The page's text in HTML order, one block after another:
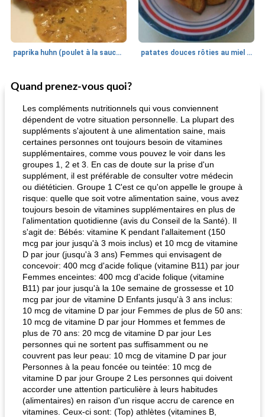
paprika huhn (poulet à la sauce paprika). patates douces rôties au miel / kumara
25min
Petit déjeuner et brunch
quinoa petit déjeuner méditerranéen
Quand prenez-vous quoi?
Les compléments nutritionnels qui vous conviennent
dépendent de votre situation personnelle. La plupart des
suppléments s'ajoutent à une alimentation saine, mais
certaines personnes ont toujours besoin de vitamines
supplémentaires, comme vous pouvez le voir dans les
groupes 1, 2 et 3. En cas de doute sur la prise d'un
supplément, il est préférable de consulter votre médecin
ou diététicien. Groupe 1 C'est ce qu'on appelle le groupe à
risque: quelle que soit votre alimentation saine, vous avez
toujours besoin de vitamines supplémentaires en plus de
l'alimentation quotidienne (avis du Conseil de la Santé). Il
s'agit de: Bébés: vitamine K pendant l'allaitement (150
mcg par jour jusqu'à 3 mois inclus) et 10 mcg de vitamine
D par jour (jusqu'à 3 ans) Femmes qui envisagent de
concevoir: 400 mcg d'acide folique (vitamine B11) par jour
Femmes enceintes: 400 mcg d'acide folique (vitamine
B11) par jour jusqu'à la 10e semaine de grossesse et 10
mcg par jour de vitamine D Enfants jusqu'à 3 ans inclus:
10 mcg de vitamine D par jour Femmes de plus de 50 ans:
10 mcg de vitamine D par jour Hommes et femmes de
plus de 70 ans: 20 mcg de vitamine D par jour Les
personnes qui ne sortent pas suffisamment ou ne
couvrent pas leur peau: 10 mcg de vitamine D par jour
Personnes à la peau foncée ou teintée: 10 mcg de
vitamine D par jour Groupe 2 Les personnes qui doivent
accorder une attention particulière à leurs habitudes
(alimentaires) en raison d'un risque accru de carence en
vitamines. Ceux-ci sont: (Top) athlètes (vitamines B,